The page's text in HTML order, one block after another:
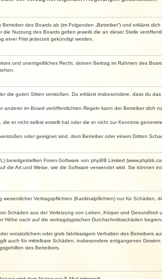
des Boards ab (im Folgenden „Betreiber“) und erklärst
Nutzung des Boards gelten jeweils die an dieser Stelle
einer Frist jederzeit gekündigt werden.
und unentgeltliches Recht, deinen Beitrag im Rahmen des
die guten Sitten verstoßen. Du erklärst insbesondere, dass du
im Board veröffentlichten Regeln kann der Betreiber dich
er nicht selbst erstellt hat oder die er nicht zur Kenntnis
oder geeignet sind, dem Betreiber oder einem Dritten
bereitgestellten Foren-Software von phpBB Limited
Art und Weise, wie die Software verwendet wird. Sie können
Vertragspflichten (Kardinalpflichten) nur für Schäden,
Schäden aus der Verletzung von Leben, Körper und Gesundheit
nach auf die vertragstypischen Durchschnittsschäden
vorsätzlichem oder grob fahrlässigem Verhalten des Betreibers
auch für mittelbare Schäden, insbesondere entgangenen Gewinn.
des Betreibers.